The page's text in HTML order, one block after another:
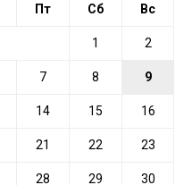
Пт Сб Вс
1 2
7 8 9
14 15 16
21 22 23
28 29 30